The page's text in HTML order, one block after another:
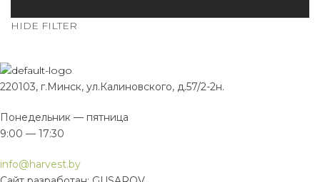
HIDE FILTER
220103, г.Минск, ул.Калиновского, д.57/2-2н.
Понедельник — пятница
9:00 — 17:30
info@harvest.by